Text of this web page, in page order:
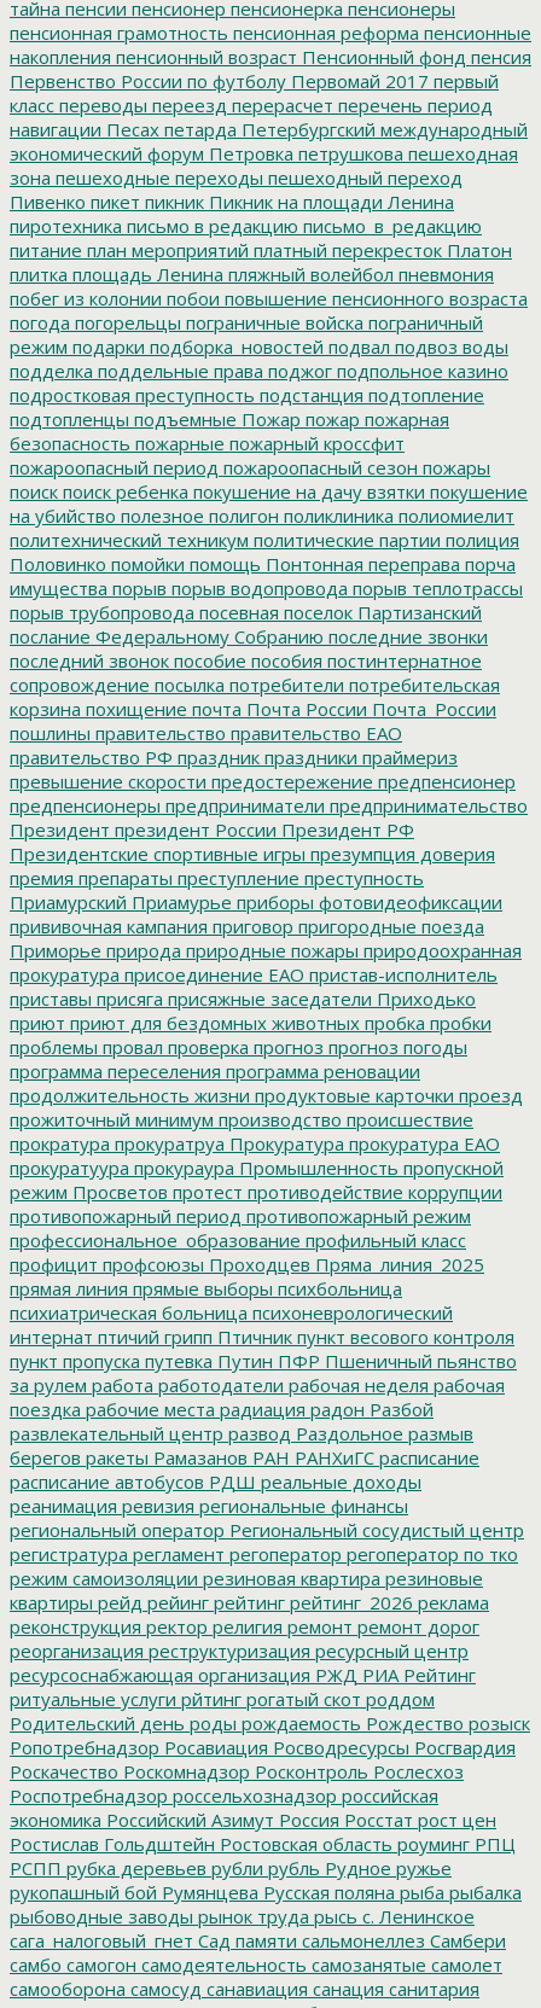
тайна пенсии пенсионер пенсионерка пенсионеры
пенсионная грамотность пенсионная реформа пенсионные
накопления пенсионный возраст Пенсионный фонд пенсия
Первенство России по футболу Первомай 2017 первый
класс переводы переезд перерасчет перечень период
навигации Песах петарда Петербургский международный
экономический форум Петровка петрушкова пешеходная
зона пешеходные переходы пешеходный переход
Пивенко пикет пикник Пикник на площади Ленина
пиротехника письмо в редакцию письмо_в_редакцию
питание план мероприятий платный перекресток Платон
плитка площадь Ленина пляжный волейбол пневмония
побег из колонии побои повышение пенсионного возраста
погода погорельцы пограничные войска пограничный
режим подарки подборка_новостей подвал подвоз воды
подделка поддельные права поджог подпольное казино
подростковая преступность подстанция подтопление
подтопленцы подъемные Пожар пожар пожарная
безопасность пожарные пожарный кроссфит
пожароопасный период пожароопасный сезон пожары
поиск поиск ребенка покушение на дачу взятки покушение
на убийство полезное полигон поликлиника полиомиелит
политехнический техникум политические партии полиция
Половинко помойки помощь Понтонная переправа порча
имущества порыв порыв водопровода порыв теплотрассы
порыв трубопровода посевная поселок Партизанский
послание Федеральному Собранию последние звонки
последний звонок пособие пособия постинтернатное
сопровождение посылка потребители потребительская
корзина похищение почта Почта России Почта_России
пошлины правительство правительство ЕАО
правительство РФ праздник праздники праймериз
превышение скорости предостережение предпенсионер
предпенсионеры предприниматели предпринимательство
Президент президент России Президент РФ
Президентские спортивные игры презумпция доверия
премия препараты преступление преступность
Приамурский Приамурье приборы фотовидеофиксации
прививочная кампания приговор пригородные поезда
Приморье природа природные пожары природоохранная
прокуратура присоединение ЕАО пристав-исполнитель
приставы присяга присяжные заседатели Приходько
приют приют для бездомных животных пробка пробки
проблемы провал проверка прогноз прогноз погоды
программа переселения программа реновации
продолжительность жизни продуктовые карточки проезд
прожиточный минимум производство происшествие
прократура прокуратруа Прокуратура прокуратура ЕАО
прокуратуура прокураура Промышленность пропускной
режим Просветов протест противодействие коррупции
противопожарный период противопожарный режим
профессиональное_образование профильный класс
профицит профсоюзы Проходцев Пряма_линия_2025
прямая линия прямые выборы психбольница
психиатрическая больница психоневрологический
интернат птичий грипп Птичник пункт весового контроля
пункт пропуска путевка Путин ПФР Пшеничный пьянство
за рулем работа работодатели рабочая неделя рабочая
поездка рабочие места радиация радон Разбой
развлекательный центр развод Раздольное размыв
берегов ракеты Рамазанов РАН РАНХиГС расписание
расписание автобусов РДШ реальные доходы
реанимация ревизия региональные финансы
региональный оператор Региональный сосудистый центр
регистратура регламент регоператор регоператор по тко
режим самоизоляции резиновая квартира резиновые
квартиры рейд рейинг рейтинг рейтинг_2026 реклама
реконструкция ректор религия ремонт ремонт дорог
реорганизация реструктуризация ресурсный центр
ресурсоснабжающая организация РЖД РИА Рейтинг
ритуальные услуги рйтинг рогатый скот роддом
Родительский день роды рождаемость Рождество розыск
Ропотребнадзор Росавиация Росводресурсы Росгвардия
Роскачество Роскомнадзор Росконтроль Рослесхоз
Роспотребнадзор россельхознадзор российская
экономика Российский Азимут Россия Росстат рост цен
Ростислав Гольдштейн Ростовская область роуминг РПЦ
РСПП рубка деревьев рубли рубль Рудное ружье
рукопашный бой Румянцева Русская поляна рыба рыбалка
рыбоводные заводы рынок труда рысь с. Ленинское
сага_налоговый_гнет Сад памяти сальмонеллез Самбери
самбо самогон самодеятельность самозанятые самолет
самооборона самосуд санавиация санация санитария